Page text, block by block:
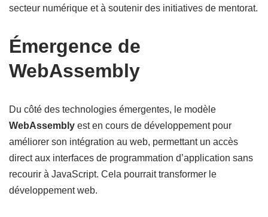
secteur numérique et à soutenir des initiatives de mentorat.
Émergence de
WebAssembly
Du côté des technologies émergentes, le modèle
WebAssembly est en cours de développement pour
améliorer son intégration au web, permettant un accès
direct aux interfaces de programmation d’application sans
recourir à JavaScript. Cela pourrait transformer le
développement web.